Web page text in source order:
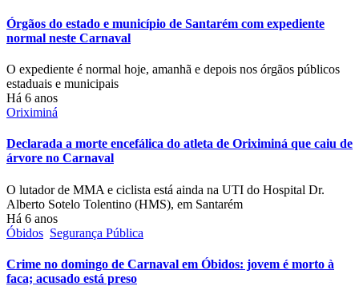
Órgãos do estado e município de Santarém com expediente
normal neste Carnaval
O expediente é normal hoje, amanhã e depois nos órgãos públicos
estaduais e municipais
Há 6 anos
Oriximiná
Declarada a morte encefálica do atleta de Oriximiná que caiu de
árvore no Carnaval
O lutador de MMA e ciclista está ainda na UTI do Hospital Dr.
Alberto Sotelo Tolentino (HMS), em Santarém
Há 6 anos
Óbidos Segurança Pública
Crime no domingo de Carnaval em Óbidos: jovem é morto à
faca; acusado está preso